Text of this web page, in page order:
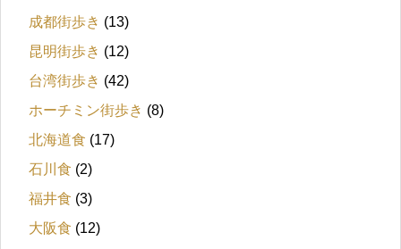
成都街歩き (13)
昆明街歩き (12)
台湾街歩き (42)
ホーチミン街歩き (8)
北海道食 (17)
石川食 (2)
福井食 (3)
大阪食 (12)